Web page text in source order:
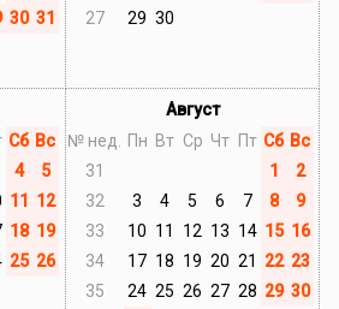
30 31
27
29 30
Сб Вс
4
5
11
12
18 19
25 26
Август
№ нед.
Пн Вт Ср Чт Пт Сб Вс
31
1
2
32
3 4 5 6 7 8
9
33
10 11 12 13 14 15 16
34
17 18 19 20 21 22 23
35
24 25 26 27 28 29 30